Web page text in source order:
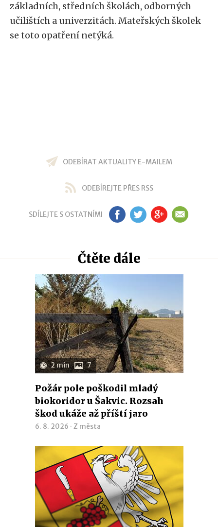
základních, středních školách, odborných
učilištích a univerzitách. Mateřských školek
se toto opatření netýká.
ODEBÍRAT AKTUALITY E-MAILEM
ODEBÍREJTE PŘES RSS
SDÍLEJTE S OSTATNÍMI FB TW GP EM
Čtěte dále
2 min 7
Požár pole poškodil mladý
biokoridor u Šakvic. Rozsah
škod ukáže až příští jaro
6. 8. 2026 · Z města